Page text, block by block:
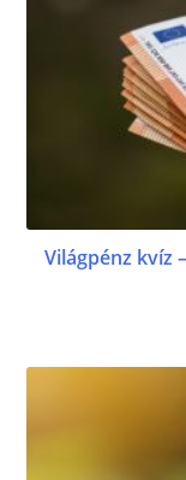
Világpénz kvíz